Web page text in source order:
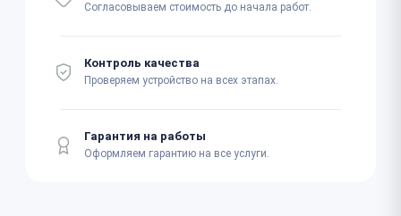
Согласовываем стоимость до начала работ.
Контроль качества
Проверяем устройство на всех этапах.
Гарантия на работы
Оформляем гарантию на все услуги.